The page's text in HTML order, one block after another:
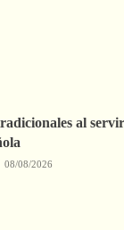
al
08/08/2026